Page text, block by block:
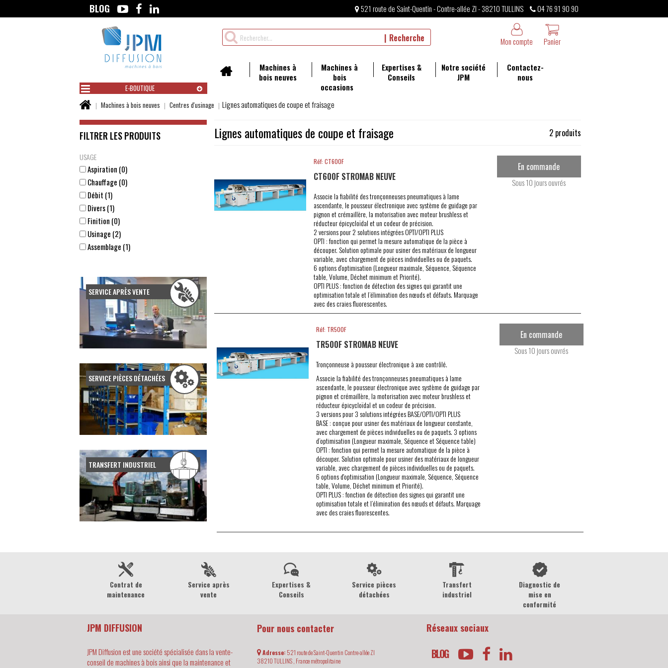
BLOG 521 route de Saint-Quentin - Contre-allée ZI - 38210 TULLINS
04 76 91 90 90
Rechercher
un
Recherche Panier
Mon compte
Machines à
bois neuves
Machines à
bois
occasions
Expertises &
Conseils
Notre société
JPM
Contactez-
nous
E-BOUTIQUE
Vous
ici :
Machines à bois neuves Centres d'usinage Lignes automatiques de coupe et fraisage
Lignes automatiques de coupe et fraisage 2 produits
Réf: CT600F
CT600F STROMAB NEUVE
Associe la fiabilité des tronçonneuses pneumatiques à lame
ascendante, le pousseur électronique avec système de guidage par
pignon et crémaillère, la motorisation avec moteur brushless et
réducteur épicycloïdal et un codeur de précision.
2 versions pour 2 solutions intégrées OPTI/OPTI PLUS
OPTI : fonction qui permet la mesure automatique de la pièce à
découper. Solution optimale pour usiner des matériaux de longueur
variable, avec chargement de pièces individuelles ou de paquets.
6 options d'optimisation (Longueur maximale, Séquence, Séquence
table, Volume, Déchet minimum et Priorité).
OPTI PLUS : fonction de détection des signes qui garantit une
optimisation totale et l’élimination des nœuds et défauts. Marquage
avec des craies fluorescentes.
En commande
Sous 10 jours ouvrés
Réf: TR500F
TR500F STROMAB NEUVE
Tronçonneuse à pousseur électronique à axe contrôlé.
Associe la fiabilité des tronçonneuses pneumatiques à lame
ascendante, le pousseur électronique avec système de guidage par
pignon et crémaillère, la motorisation avec moteur brushless et
réducteur épicycloïdal et un codeur de précision.
3 versions pour 3 solutions intégrées BASE/OPTI/OPTI PLUS
BASE : conçue pour usiner des matériaux de longueur constante,
avec chargement de pièces individuelles ou de paquets. 3 options
d’optimisation (Longueur maximale, Séquence et Séquence table)
OPTI : fonction qui permet la mesure automatique de la pièce à
découper. Solution optimale pour usiner des matériaux de longueur
variable, avec chargement de pièces individuelles ou de paquets.
6 options d'optimisation (Longueur maximale, Séquence, Séquence
table, Volume, Déchet minimum et Priorité).
OPTI PLUS : fonction de détection des signes qui garantit une
optimisation totale et l’élimination des nœuds et défauts. Marquage
avec des craies fluorescentes.
En commande
Sous 10 jours ouvrés
FILTRER LES PRODUITS
USAGE
Aspiration (0)
Chauffage (0)
Débit (1)
Divers (1)
Finition (0)
Usinage (2)
Assemblage (1)
SERVICE APRÈS VENTE
SERVICE PIÈCES DÉTACHÉES
TRANSFERT INDUSTRIEL
Contrat de
maintenance
Service après
vente
Expertises &
Conseils
Service pièces
détachées
Transfert
industriel
Diagnostic de
mise en
conformité
JPM DIFFUSION
JPM Diffusion est une société spécialisée dans la vente-
conseil de machines à bois ainsi que la maintenance et
Pour nous contacter
Adresse: 521 route de Saint-Quentin Contre-allée ZI
38210TULLINS , France métropolitaine
Réseaux sociaux
BLOG